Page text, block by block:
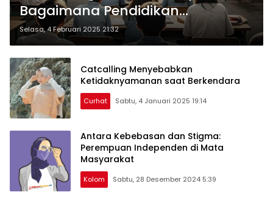
Bagaimana Pendidikan
Melanggengkan Patriarki
Selasa, 4 Februari 2025 21:32
Catcalling Menyebabkan
Ketidaknyamanan saat Berkendara
Curhat Sabtu, 4 Januari 2025 19:14
Antara Kebebasan dan Stigma:
Perempuan Independen di Mata
Masyarakat
Kolom Sabtu, 28 Desember 2024 5:39